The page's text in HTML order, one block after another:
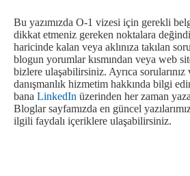
Bu yazımızda O-1 vizesi için gerekli
dikkat etmeniz gereken noktalara
haricinde kalan veya aklınıza takılan
blogun yorumlar kısmından veya web
bizlere ulaşabilirsiniz. Ayrıca sorularınız
danışmanlık hizmetim hakkında bilgi
bana LinkedIn üzerinden her zaman
Bloglar sayfamızda en güncel
ilgili faydalı içeriklere ulaşabilirsiniz.